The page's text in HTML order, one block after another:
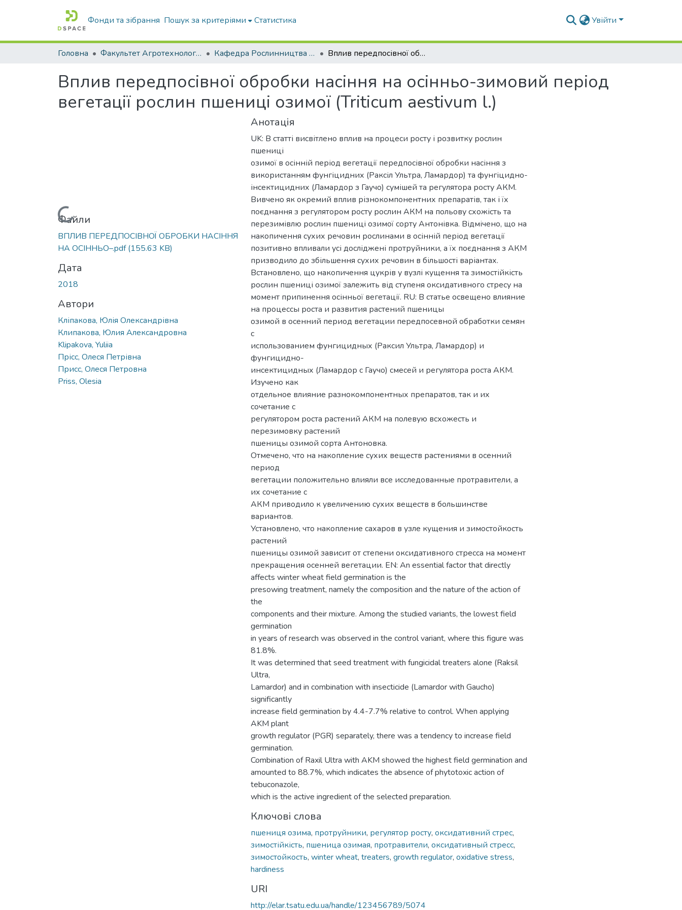
Фонди та зібрання Пошук за критеріями Статистика Увійти
Головна Факультет Агротехнологій та екології Кафедра Рослинництва та садівництва ім. професора В.В. Калитки Вплив передпосівної обробки насіння на осінньо-зимовий період вегетації рослин пшениці озимої (Triticum aestivum l.)
Вплив передпосівної обробки насіння на осінньо-зимовий період
вегетації рослин пшениці озимої (Triticum aestivum l.)
Вантажиться...Файли
ВПЛИВ ПЕРЕДПОСІВНОЇ ОБРОБКИ НАСІННЯ
НА ОСІННЬО–.pdf(155.63 KB)
Дата
2018
Автори
Кліпакова, Юлія Олександрівна
Клипакова, Юлия Александровна
Klipakova, Yuliia
Прісс, Олеся Петрівна
Присс, Олеся Петровна
Priss, Olesia
Анотація
UK: В статті висвітлено вплив на процеси росту і розвитку рослин
пшениці
озимої в осінній період вегетації передпосівної обробки насіння з
використанням фунгіцидних (Раксіл Ультра, Ламардор) та фунгіцидно-
інсектицидних (Ламардор з Гаучо) сумішей та регулятора росту АКМ.
Вивчено як окремий вплив різнокомпонентних препаратів, так і їх
поєднання з регулятором росту рослин АКМ на польову схожість та
перезимівлю рослин пшениці озимої сорту Антонівка. Відмічено, що на
накопичення сухих речовин рослинами в осінній період вегетації
позитивно впливали усі досліджені протруйники, а їх поєднання з АКМ
призводило до збільшення сухих речовин в більшості варіантах.
Встановлено, що накопичення цукрів у вузлі кущення та зимостійкість
рослин пшениці озимої залежить від ступеня оксидативного стресу на
момент припинення осінньої вегетації. RU: В статье освещено влияние
на процессы роста и развития растений пшеницы
озимой в осенний период вегетации передпосевной обработки семян
с
использованием фунгицидных (Раксил Ультра, Ламардор) и
фунгицидно-
инсектицидных (Ламардор с Гаучо) смесей и регулятора роста АКМ.
Изучено как
отдельное влияние разнокомпонентных препаратов, так и их
сочетание с
регулятором роста растений АКМ на полевую всхожесть и
перезимовку растений
пшеницы озимой сорта Антоновка.
Отмечено, что на накопление сухих веществ растениями в осенний
период
вегетации положительно влияли все исследованные протравители, а
их сочетание с
АКМ приводило к увеличению сухих веществ в большинстве
вариантов.
Установлено, что накопление сахаров в узле кущения и зимостойкость
растений
пшеницы озимой зависит от степени оксидативного стресса на момент
прекращения осенней вегетации. EN: An essential factor that directly
affects winter wheat field germination is the
presowing treatment, namely the composition and the nature of the action of
the
components and their mixture. Among the studied variants, the lowest field
germination
in years of research was observed in the control variant, where this figure was
81.8%.
It was determined that seed treatment with fungicidal treaters alone (Raksil
Ultra,
Lamardor) and in combination with insecticide (Lamardor with Gaucho)
significantly
increase field germination by 4.4-7.7% relative to control. When applying
AKM plant
growth regulator (PGR) separately, there was a tendency to increase field
germination.
Combination of Raxil Ultra with AKM showed the highest field germination and
amounted to 88.7%, which indicates the absence of phytotoxic action of
tebuconazole,
which is the active ingredient of the selected preparation.
Ключові слова
пшениця озима, протруйники, регулятор росту, оксидативний стрес,
зимостійкість, пшеница озимая, протравители, оксидативный стресс,
зимостойкость, winter wheat, treaters, growth regulator, oxidative stress,
hardiness
URI
http://elar.tsatu.edu.ua/handle/123456789/5074